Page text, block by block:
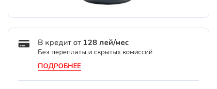
В кредит от128 лей/мес
Без переплаты и скрытых комиссий
ПОДРОБНЕЕ